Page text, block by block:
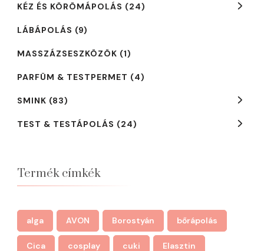
KÉZ ÉS KÖRÖMÁPOLÁS (24)
LÁBÁPOLÁS (9)
MASSZÁZSESZKÖZÖK (1)
PARFÜM & TESTPERMET (4)
SMINK (83)
TEST & TESTÁPOLÁS (24)
Termék címkék
alga AVON Borostyán bőrápolás
Cica cosplay cuki Elasztin